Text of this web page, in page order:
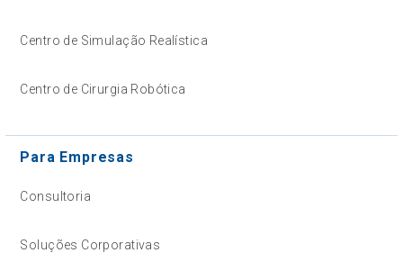
Centro de Simulação Realística
Centro de Cirurgia Robótica
Para Empresas
Consultoria
Soluções Corporativas